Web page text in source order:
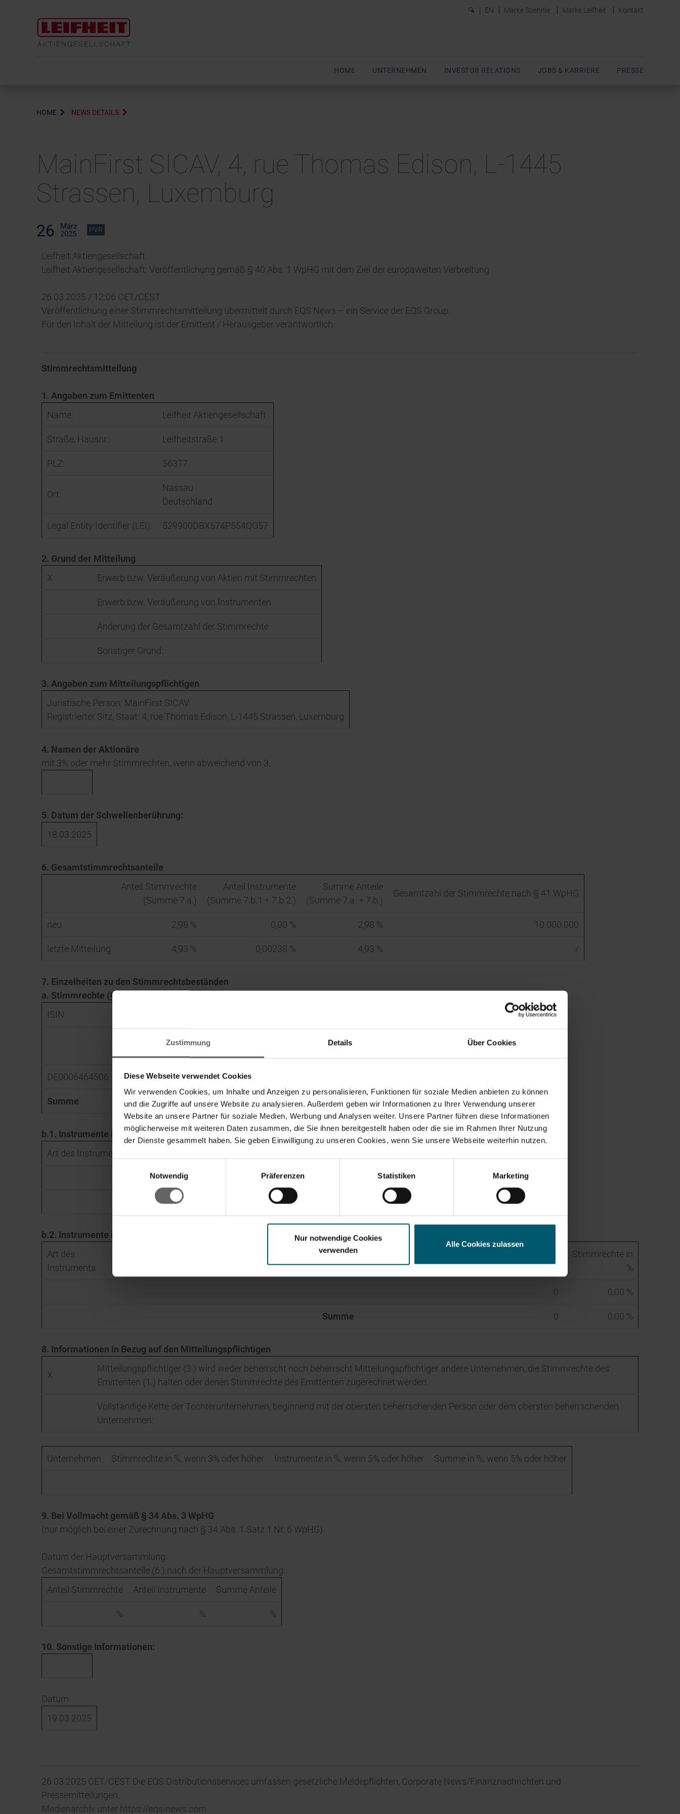
Zustimmung Details Über Cookies
Diese Webseite verwendet Cookies
Wir verwenden Cookies, um Inhalte und Anzeigen zu personalisieren, Funktionen für soziale Medien anbieten zu können
und die Zugriffe auf unsere Website zu analysieren. Außerdem geben wir Informationen zu Ihrer Verwendung unserer
Website an unsere Partner für soziale Medien, Werbung und Analysen weiter. Unsere Partner führen diese Informationen
möglicherweise mit weiteren Daten zusammen, die Sie ihnen bereitgestellt haben oder die sie im Rahmen Ihrer Nutzung
der Dienste gesammelt haben. Sie geben Einwilligung zu unseren Cookies, wenn Sie unsere Webseite weiterhin nutzen.
Notwendig
Präferenzen Statistiken Marketing
Nur notwendige Cookies
verwenden
Alle Cookies zulassen
0 EN Marke Soehnle Marke Leifheit Kontakt
HOME UNTERNEHMEN INVESTOR RELATIONS JOBS & KARRIERE PRESSE
HOME NEWS DETAILS
MainFirst SICAV, 4, rue Thomas Edison, L-1445
Strassen, Luxemburg
26
März
2025
PVR
Leifheit Aktiengesellschaft
Leifheit Aktiengesellschaft: Veröffentlichung gemäß § 40 Abs. 1 WpHG mit dem Ziel der europaweiten Verbreitung
26.03.2025 / 12:06 CET/CEST
Veröffentlichung einer Stimmrechtsmitteilung übermittelt durch EQS News – ein Service der EQS Group.
Für den Inhalt der Mitteilung ist der Emittent / Herausgeber verantwortlich.
Stimmrechtsmitteilung
1. Angaben zum Emittenten
Name:
Leifheit Aktiengesellschaft
Straße, Hausnr.: Leifheitstraße 1
PLZ: 56377
Ort:
Nassau
Deutschland
Legal Entity Identifier (LEI): 529900DBX574P554QO57
2. Grund der Mitteilung
X
Erwerb bzw. Veräußerung von Aktien mit Stimmrechten
Erwerb bzw. Veräußerung von Instrumenten
Änderung der Gesamtzahl der Stimmrechte
Sonstiger Grund:
3. Angaben zum Mitteilungspflichtigen
Juristische Person: MainFirst SICAV
Registrierter Sitz, Staat: 4, rue Thomas Edison, L-1445 Strassen, Luxemburg
4. Namen der Aktionäre
mit 3% oder mehr Stimmrechten, wenn abweichend von 3.
5. Datum der Schwellenberührung:
18.03.2025
6. Gesamtstimmrechtsanteile
Anteil Stimmrechte
(Summe 7.a.)
Anteil Instrumente
(Summe 7.b.1.+ 7.b.2.)
Summe Anteile
(Summe 7.a. + 7.b.)
Gesamtzahl der Stimmrechte nach § 41 WpHG
neu 2,98 % 0,00 % 2,98 % 10.000.000
letzte Mitteilung 4,93 % 0,00238 % 4,93 % /
7. Einzelheiten zu den Stimmrechtsbeständen
a. Stimmrechte (§§ 33, 34 WpHG)
ISIN
direkt
zugerechnet
zugerechnet
DE0006464506 298.106 0
Summe 298.106 2,98 %
b.1. Instrumente i.S.d. § 38 Abs. 1 Nr. 1 WpHG
Art des Instruments
0,00 %
0,00 %
b.2. Instrumente i.S.d. § 38 Abs. 1 Nr. 2 WpHG
Art des
Instruments
Barausgleich oder physische
Abwicklung
absolut
Stimmrechte in
%
0 0,00 %
Summe 0 0,00 %
8. Informationen in Bezug auf den Mitteilungspflichtigen
X
Mitteilungspflichtiger (3.) wird weder beherrscht noch beherrscht Mitteilungspflichtiger andere Unternehmen, die Stimmrechte des
Emittenten (1.) halten oder denen Stimmrechte des Emittenten zugerechnet werden.
Vollständige Kette der Tochterunternehmen, beginnend mit der obersten beherrschenden Person oder dem obersten beherrschenden
Unternehmen:
Unternehmen Stimmrechte in %, wenn 3% oder höher Instrumente in %, wenn 5% oder höher Summe in %, wenn 5% oder höher
9. Bei Vollmacht gemäß § 34 Abs. 3 WpHG
(nur möglich bei einer Zurechnung nach § 34 Abs. 1 Satz 1 Nr. 6 WpHG)
Datum der Hauptversammlung:
Gesamtstimmrechtsanteile (6.) nach der Hauptversammlung:
Anteil Stimmrechte
Anteil Instrumente Summe Anteile
% % %
10. Sonstige Informationen:
Datum
19.03.2025
26.03.2025 CET/CEST Die EQS Distributionsservices umfassen gesetzliche Meldepflichten, Corporate News/Finanznachrichten und
Pressemitteilungen.
Medienarchiv unter https://eqs-news.com
Suchvorschläge
Finanzkennzahlen Jahresfinanzbericht Corporate Governance